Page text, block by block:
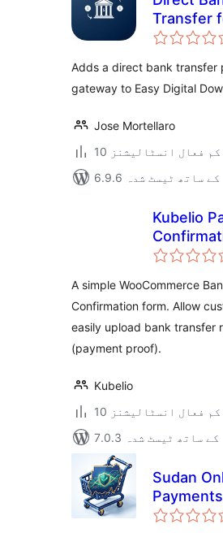
Transfer
Adds a direct bank transfer
gateway to Easy Digital
Jose Mortellaro
کم فعال انسٹالیشنز
6.9.6 کے ساتھ ٹیسٹ شدہ
Kubelio
A simple WooCommerce
Confirmation form. Allow
easily upload bank transfer
(payment proof).
Kubelio
کم فعال انسٹالیشنز
7.0.3 کے ساتھ ٹیسٹ شدہ
Sudan